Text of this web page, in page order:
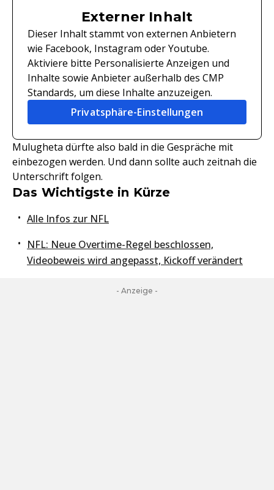
Externer Inhalt
Dieser Inhalt stammt von externen Anbietern
wie Facebook, Instagram oder Youtube.
Aktiviere bitte Personalisierte Anzeigen und
Inhalte sowie Anbieter außerhalb des CMP
Standards, um diese Inhalte anzuzeigen.
Privatsphäre-Einstellungen
Mulugheta dürfte also bald in die Gespräche mit
einbezogen werden. Und dann sollte auch zeitnah die
Unterschrift folgen.
Das Wichtigste in Kürze
Alle Infos zur NFL
NFL: Neue Overtime-Regel beschlossen,
Videobeweis wird angepasst, Kickoff verändert
- Anzeige -